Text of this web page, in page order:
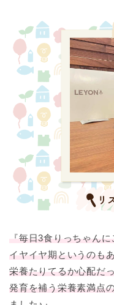
『毎日3食りっちゃん
イヤイヤ期というのも
栄養たりてるか心配だ
発育を補う栄養素満点